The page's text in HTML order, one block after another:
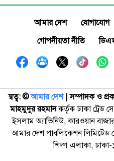
আমার দেশ যোগাযোগ
গোপনীয়তা নীতি
স্বত্ব: ©️আমার দেশ| সম্পাদক ও
মাহমুদুর রহমানকর্তৃক ঢাকা ট্রেড
ইসলাম অ্যাভিনিউ, কারওয়ান
আমার দেশ পাবলিকেশন
শিল্প এলাকা,